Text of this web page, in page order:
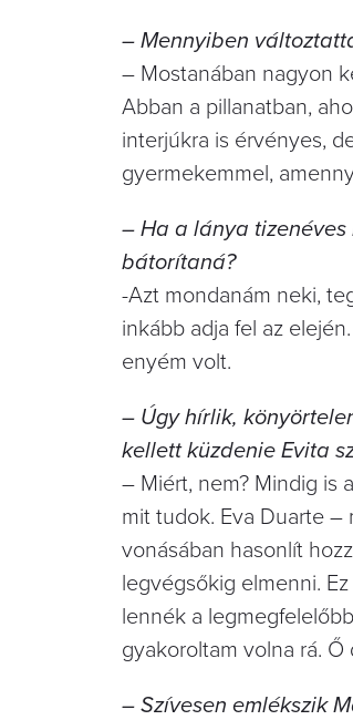
– Mennyiben
– Mostanában nagyon
Abban a pillanatban,
interjúkra is érvényes,
gyermekemmel,
– Ha a lánya
bátorítaná?
-Azt mondanám neki,
inkább adja fel az
enyém volt.
– Úgy hírlik,
kellett küzdenie Evita
– Miért, nem? Mindig is
mit tudok. Eva Duarte –
vonásában hasonlít
legvégsőkig elmenni.
lennék a
gyakoroltam volna rá.
– Szívesen emlékszik